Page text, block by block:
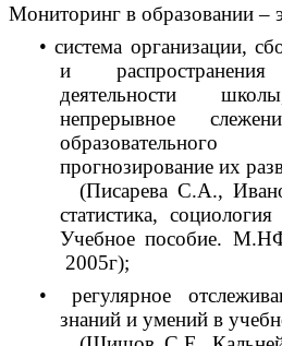
Мониторинг в образовании –
• система организации,
и
деятельности
непрерывное
прогнозирование их
(Писарева С.А.,
статистика,
Учебное пособие.
2005г);
• регулярное
знаний и умений в